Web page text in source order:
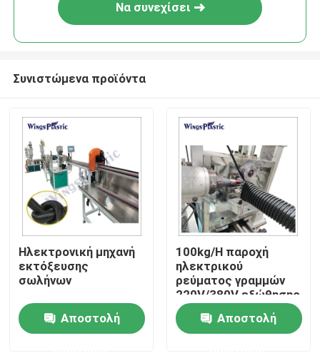
Σπίτι
Προϊόντα
Να συνεχίσει
Συνιστώμενα προϊόντα
Ηλεκτρονική μηχανή
εκτόξευσης
σωλήνων
Αποστολή
100kg/H παροχή
ηλεκτρικού
ρεύματος γραμμών
220V/380V εξώθησης
μανικών πισινών 301
αναλογία βιδών L/D
Αποστολή